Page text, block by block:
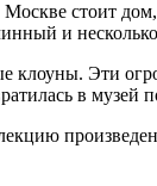
стоит
и
клоуны. Эти
в музей